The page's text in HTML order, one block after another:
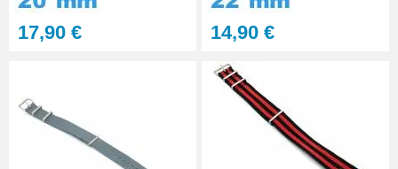
17,90 € 14,90 €